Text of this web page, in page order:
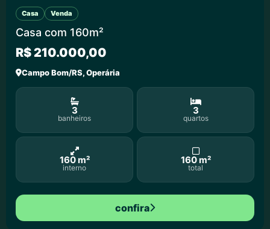
Casa Venda
Casa com 160m²
R$ 210.000,00
Campo Bom/RS, Operária
3
banheiros
3
quartos
160 m²
interno
160 m²
total
confira